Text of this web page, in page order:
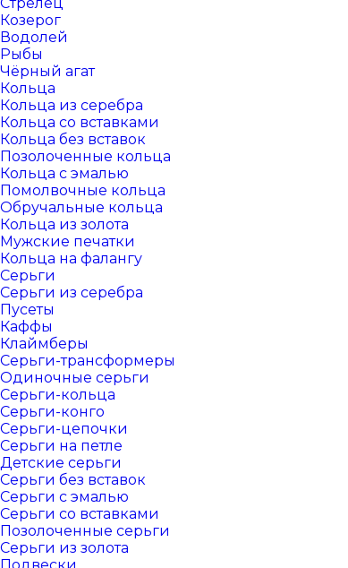
Козерог
Водолей
Рыбы
Чёрный агат
Кольца
Кольца из серебра
Кольца со вставками
Кольца без вставок
Позолоченные кольца
Кольца с эмалью
Помолвочные кольца
Обручальные кольца
Кольца из золота
Мужские печатки
Кольца на фалангу
Серьги
Серьги из серебра
Пусеты
Каффы
Клаймберы
Серьги-трансформеры
Одиночные серьги
Серьги-кольца
Серьги-конго
Серьги-цепочки
Серьги на петле
Детские серьги
Серьги без вставок
Серьги с эмалью
Серьги со вставками
Позолоченные серьги
Серьги из золота